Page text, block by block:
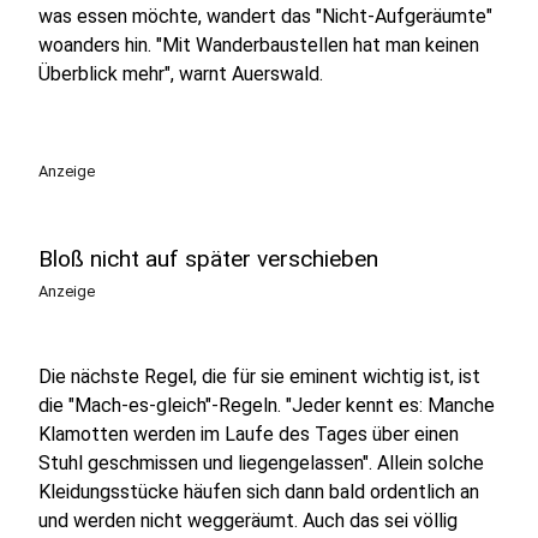
was essen möchte, wandert das "Nicht-Aufgeräumte"
woanders hin. "Mit Wanderbaustellen hat man keinen
Überblick mehr", warnt Auerswald.
Anzeige
Bloß nicht auf später verschieben
Anzeige
Die nächste Regel, die für sie eminent wichtig ist, ist
die "Mach-es-gleich"-Regeln. "Jeder kennt es: Manche
Klamotten werden im Laufe des Tages über einen
Stuhl geschmissen und liegengelassen". Allein solche
Kleidungsstücke häufen sich dann bald ordentlich an
und werden nicht weggeräumt. Auch das sei völlig